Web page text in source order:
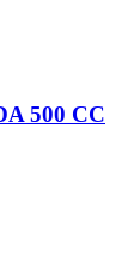
500 CC